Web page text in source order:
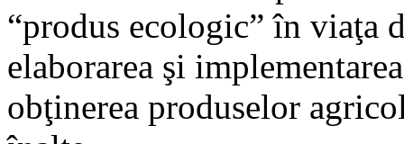
“produs ecologic” în viaţa
elaborarea şi
obţinerea produselor